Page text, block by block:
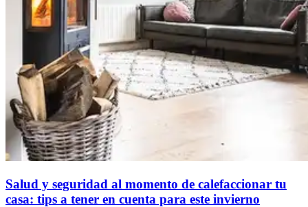
Salud y seguridad al momento de calefaccionar tu
casa: tips a tener en cuenta para este invierno